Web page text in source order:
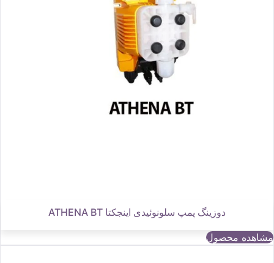
دوزینگ پمپ سلونوئیدی اینجکتا ATHENA BT
مشاهده محصول